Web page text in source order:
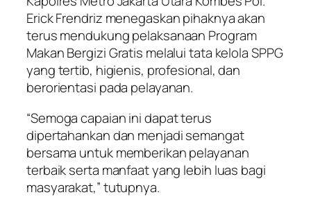
Erick Frendriz menegaskan pihaknya akan
terus mendukung pelaksanaan Program
Makan Bergizi Gratis melalui tata kelola SPPG
yang tertib, higienis, profesional, dan
berorientasi pada pelayanan.
“Semoga capaian ini dapat terus
dipertahankan dan menjadi semangat
bersama untuk memberikan pelayanan
terbaik serta manfaat yang lebih luas bagi
masyarakat,” tutupnya.